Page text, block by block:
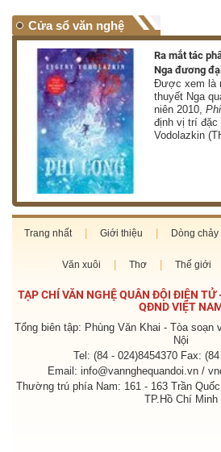
Cửa sổ văn nghệ
Ra mắt tác
Nga đương
Được xem là
thuyết Nga
niên 2010,
định vị trí đặc
Vodolazkin
Trang nhất Giới thiệu Dòng chảy
Văn xuôi Thơ Thế giới
TẠP CHÍ VĂN NGHỆ QUÂN ĐỘI ĐIỆN TỬ
QĐND VIỆT
Tổng biên tập: Phùng Văn Khai - Tòa
Nội
Tel: (84 - 024)8454370 Fax:
Email: info@vannghequandoi.vn /
Thường trú phía Nam: 161 - 163 Trần
TP.Hồ Chí Minh